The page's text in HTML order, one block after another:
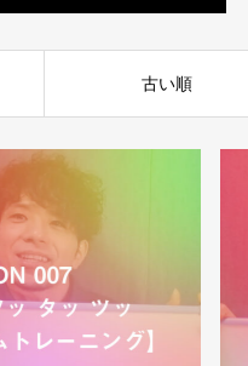
古い順